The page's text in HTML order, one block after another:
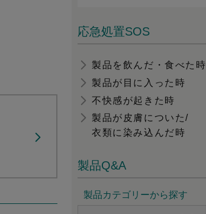
応急処置SOS
製品を飲んだ・食べた時
製品が目に入った時
不快感が起きた時
製品が皮膚についた/
衣類に染み込んだ時
製品Q&A
製品カテゴリーから探す